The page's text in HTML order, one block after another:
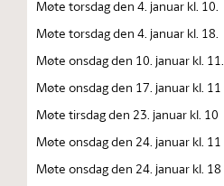
Møte torsdag den 4. januar kl. 10.
Møte torsdag den 4. januar kl. 18.
Møte onsdag den 10. januar kl. 11.
Møte onsdag den 17. januar kl. 11
Møte tirsdag den 23. januar kl. 10
Møte onsdag den 24. januar kl. 11
Møte onsdag den 24. januar kl. 18